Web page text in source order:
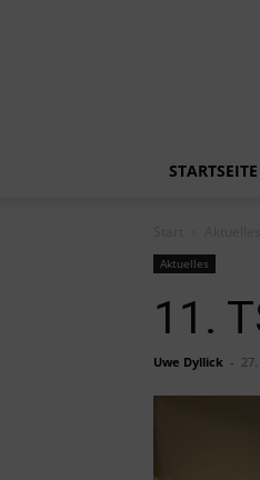
STARTSEITE
Aktuelles
11.
Uwe Dyllick -